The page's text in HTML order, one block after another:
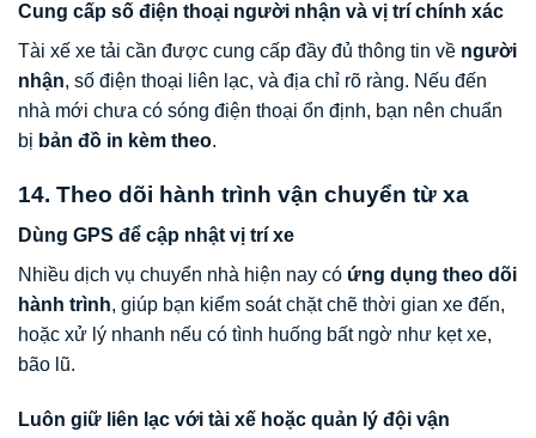
Cung cấp số điện thoại người nhận và vị trí chính xác
Tài xế xe tải cần được cung cấp đầy đủ thông tin về người
nhận, số điện thoại liên lạc, và địa chỉ rõ ràng. Nếu đến
nhà mới chưa có sóng điện thoại ổn định, bạn nên chuẩn
bị bản đồ in kèm theo.
14. Theo dõi hành trình vận chuyển từ xa
Dùng GPS để cập nhật vị trí xe
Nhiều dịch vụ chuyển nhà hiện nay có ứng dụng theo dõi
hành trình, giúp bạn kiểm soát chặt chẽ thời gian xe đến,
hoặc xử lý nhanh nếu có tình huống bất ngờ như kẹt xe,
bão lũ.
Luôn giữ liên lạc với tài xế hoặc quản lý đội vận